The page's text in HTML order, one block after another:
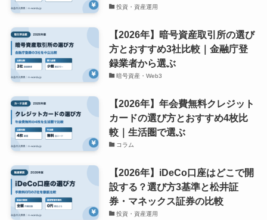
投資・資産運用
【2026年】暗号資産取引所の選び
方とおすすめ3社比較｜金融庁登
録業者から選ぶ
暗号資産・Web3
【2026年】年会費無料クレジット
カードの選び方とおすすめ4枚比
較｜生活圏で選ぶ
コラム
【2026年】iDeCo口座はどこで開
設する？選び方3基準と松井証
券・マネックス証券の比較
投資・資産運用